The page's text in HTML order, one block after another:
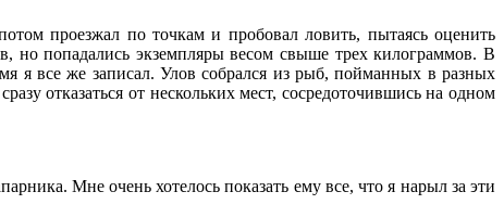
проезжал по точкам и пробовал ловить, пытаясь оценить
но попадались экземпляры весом свыше трех килограммов. В
я все же записал. Улов собрался из рыб, пойманных в разных
отказаться от нескольких мест, сосредоточившись на одном
Мне очень хотелось показать ему все, что я нарыл за эти